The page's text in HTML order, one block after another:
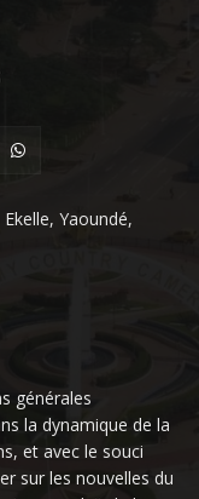
Yaoundé,
générales
la dynamique de la
et avec le souci
sur les nouvelles du